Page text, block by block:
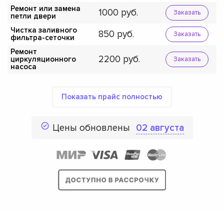
Ремонт или замена
петли двери
1000 Заказать
Чистка заливного
фильтра-сеточки
850 Заказать
Ремонт
циркуляционного
насоса
2200 Заказать
Показать прайс полностью
Цены обновлены 02 августа